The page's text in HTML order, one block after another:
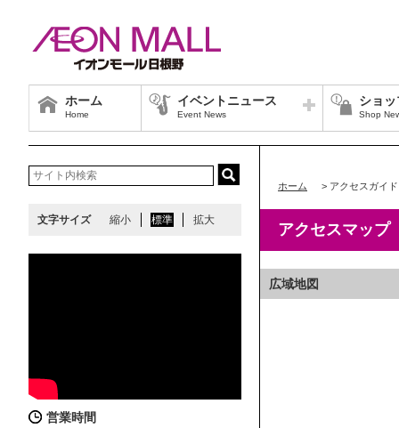
ホーム
Home
イベントニュース
Event News
ショ
Shop
ホーム > アクセスガイド
アクセスマップ
広域地図
文字サイズ 縮小 標準 拡大
営業時間